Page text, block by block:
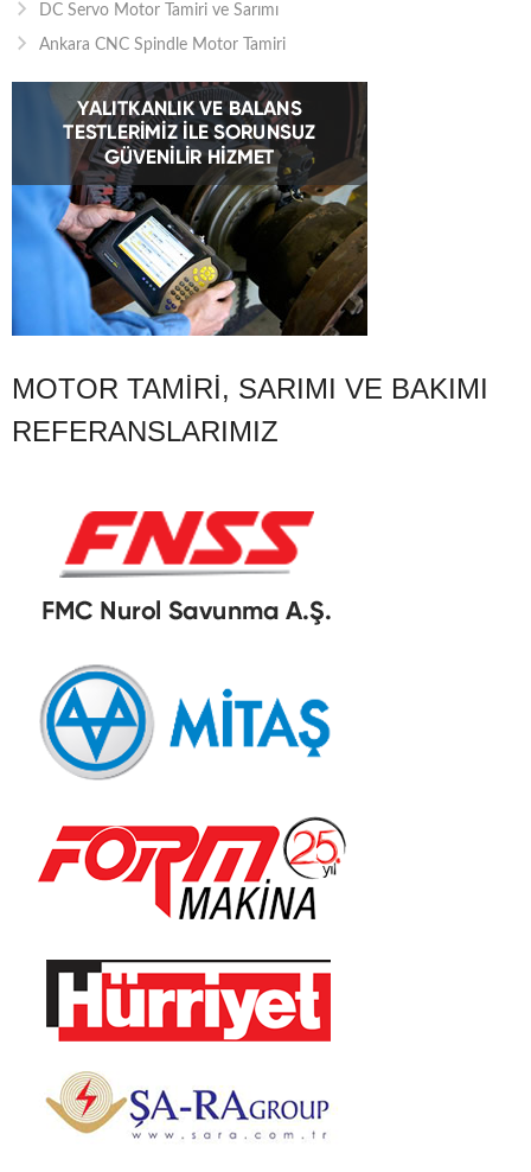
DC Servo Motor Tamiri ve Sarımı
Ankara CNC Spindle Motor Tamiri
MOTOR TAMIRI, SARIMI VE BAKIMI
REFERANSLARIMIZ